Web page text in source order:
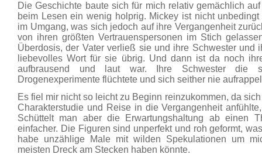
Die Geschichte baute sich für mich relativ gemächlich
beim Lesen ein wenig holprig. Mickey ist nicht
im Umgang, was sich jedoch auf ihre Vergangenheit
von ihren größten Vertrauenspersonen im Stich
Überdosis, der Vater verließ sie und ihre Schwester und
liebevolles Wort für sie übrig. Und dann ist da noch
aufbrausend und laut war. Ihre Schwester die
Drogenexperimente flüchtete und sich seither nie
Es fiel mir nicht so leicht zu Beginn reinzukommen, da
Charakterstudie und Reise in die Vergangenheit
Schüttelt man aber die Erwartungshaltung ab einen
einfacher. Die Figuren sind unperfekt und roh geformt,
habe unzählige Male mit wilden Spekulationen um
meisten Dreck am Stecken haben könnte.